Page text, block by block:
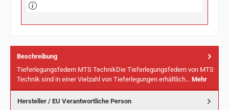
Beschreibung
Tieferlegungsfedern MTS TechnikDie Tieferlegungsfedern von MTS
Technik sind in einer Vielzahl von Tieferlegungen erhältlich… Mehr
Hersteller / EU Verantwortliche Person